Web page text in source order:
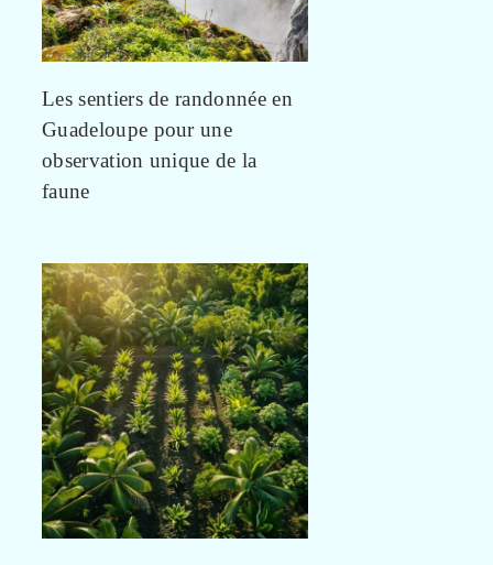
Les sentiers de randonnée en
Guadeloupe pour une
observation unique de la
faune